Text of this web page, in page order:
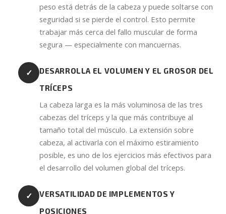
peso está detrás de la cabeza y puede soltarse con
seguridad si se pierde el control. Esto permite
trabajar más cerca del fallo muscular de forma
segura — especialmente con mancuernas.
✓
DESARROLLA EL VOLUMEN Y EL GROSOR DEL
TRÍCEPS
La cabeza larga es la más voluminosa de las tres
cabezas del tríceps y la que más contribuye al
tamaño total del músculo. La extensión sobre
cabeza, al activarla con el máximo estiramiento
posible, es uno de los ejercicios más efectivos para
el desarrollo del volumen global del tríceps.
✓
VERSATILIDAD DE IMPLEMENTOS Y
POSICIONES